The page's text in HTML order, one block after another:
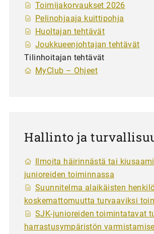
Toimijakorvaukset 2026
Pelinohjaaja kuittipohja
Huoltajan tehtävät
Joukkueenjohtajan tehtävät
Tilinhoitajan tehtävät
MyClub – Ohjeet
Hallinto ja
Ilmoita häirinnästä tai
junioreiden toiminnassa
Suunnitelma alaikäisten
koskemattomuutta turvaaviksi
SJK-junioreiden toimintatavat
harrastusympäristön